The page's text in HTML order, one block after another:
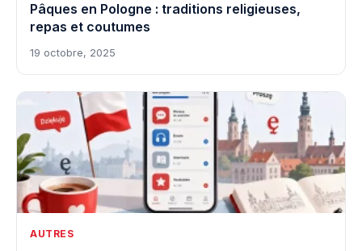
Pâques en Pologne : traditions religieuses,
repas et coutumes
19 octobre, 2025
AUTRES